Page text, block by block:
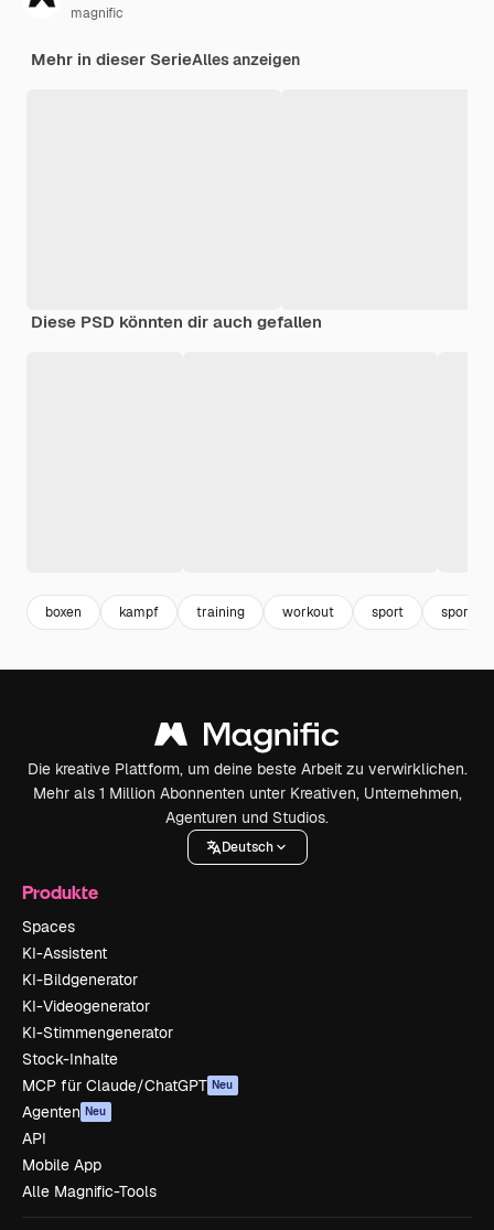
magnific
Mehr in dieser SerieAlles anzeigen
Diese PSD könnten dir auch gefallen
boxen kampf training workout sport sportlich
Die kreative Plattform, um deine beste Arbeit zu verwirklichen.
Mehr als 1 Million Abonnenten unter Kreativen, Unternehmen,
Agenturen und Studios.
Deutsch
Produkte
Spaces
KI-Assistent
KI-Bildgenerator
KI-Videogenerator
KI-Stimmengenerator
Stock-Inhalte
MCP für Claude/ChatGPT Neu
Agenten Neu
API
Mobile App
Alle Magnific-Tools